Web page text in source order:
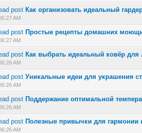
Как организовать идеальный
AM
- 0 out of 5 in Average
Простые рецепты домашних
AM
- 0 out of 5 in Average
Как выбрать идеальный ковёр
AM
- 0 out of 5 in Average
Уникальные идеи для украшения
AM
- 0 out of 5 in Average
Поддержание оптимальной
AM
- 0 out of 5 in Average
Полезные привычки для гармонии
AM
- 0 out of 5 in Average